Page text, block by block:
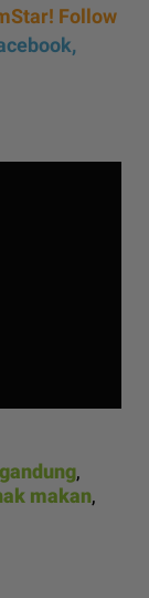
Follow
,
makan,